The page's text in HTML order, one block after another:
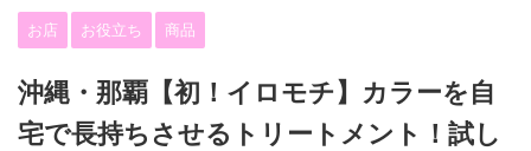
お店 お役立ち 商品
沖縄・那覇【初！イロモチ】カラーを自
宅で長持ちさせるトリートメント！試し